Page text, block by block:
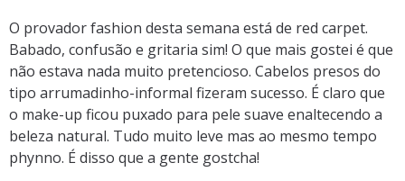
O provador fashion desta semana está de red carpet.
Babado, confusão e gritaria sim! O que mais gostei é que
não estava nada muito pretencioso. Cabelos presos do
tipo arrumadinho-informal fizeram sucesso. É claro que
o make-up ficou puxado para pele suave enaltecendo a
beleza natural. Tudo muito leve mas ao mesmo tempo
phynno. É disso que a gente gostcha!